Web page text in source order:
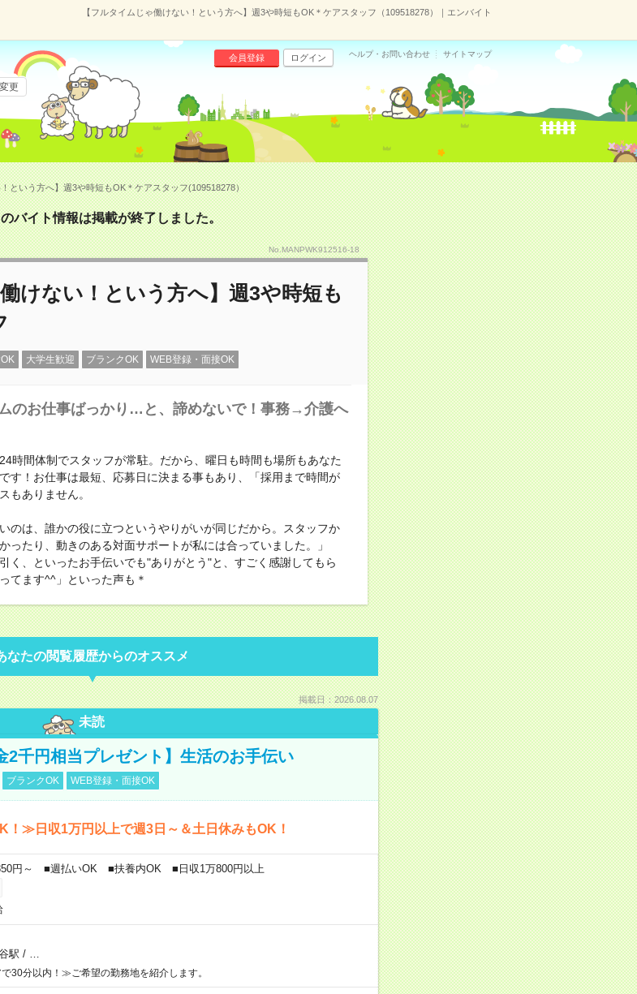
【フルタイムじゃ働けない！という方へ】週3や時短もOK＊ケアスタッフ（109518278）｜エンバイト
会員登録 ログイン ヘルプ・お問い合わせ サイトマップ
更
という方へ】週3や時短もOK＊ケアスタッフ(109518278）
バイト情報は掲載が終了しました。
No.MANPWK912516-18
けない！という方へ】週3や時短も
大学生歓迎 ブランクOK WEB登録・面接OK
のお仕事ばっかり…と、諦めないで！事務→介護へ
時間体制でスタッフが常駐。だから、曜日も時間も場所もあなた
す！お仕事は最短、応募日に決まる事もあり、「採用まで時間が
もありません。
のは、誰かの役に立つというやりがいが同じだから。スタッフか
ったり、動きのある対面サポートが私には合っていました。」
く、といったお手伝いでも"ありがとう"と、すごく感謝してもら
てます^^」といった声も＊
なたの閲覧履歴からのオススメ
掲載日：2026.08.07
未読
2千円相当プレゼント】生活のお手伝い
ブランクOK WEB登録・面接OK
≫日収1万円以上で週3日～＆土日休みもOK！
円～ ■週払いOK ■扶養内OK ■日収1万800円以上
駅 /
30分以内！≫ご希望の勤務地を紹介します。